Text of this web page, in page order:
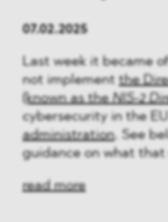
07.02.2025
Last week it became
not implement the
(known as theNIS-2
cybersecurity in the
administration. See
guidance on what that
read more